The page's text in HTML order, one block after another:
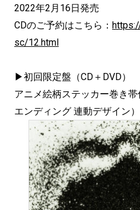
2022年2月16日発売
CDのご予約はこちら：
sc/12.html
▶初回限定盤（CD＋DVD）
アニメ絵柄ステッカー巻き
エンディング 連動デザイン）